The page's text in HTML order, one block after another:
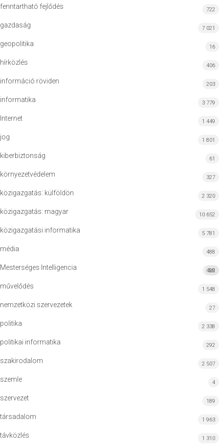
fenntartható fejlődés 722
gazdaság 7 021
geopolitika 16
hírközlés 406
információ röviden 203
informatika 3 779
Internet 1 449
jog 1 801
kiberbiztonság 61
környezetvédelem 327
közigazgatás: külföldön 2 320
közigazgatás: magyar 10 652
közigazgatási informatika 5 781
média 488
Mesterséges Intelligencia MI
422
művelődés 1 548
nemzetközi szervezetek 27
politika 2 338
politikai informatika 292
szakirodalom 2 507
szemle 4
szervezet 189
társadalom 1 963
távközlés 1 310